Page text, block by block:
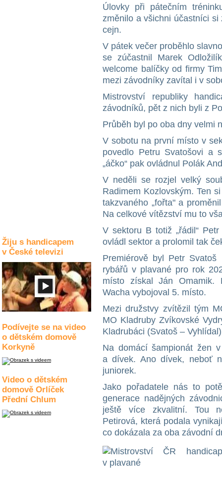
Žiju s handicapem
v České televizi
Podívejte se na video
o dětském domově
Korkyně
Video o dětském
domově Orlíček
Přední Chlum
Úlovky při pátečním
změnilo a všichni účastníci
cejn.
V pátek večer proběhlo
se zúčastnil Marek
welcome balíčky od firmy
mezi závodníky zavítal i v
Mistrovství republiky
závodníků, pět z nich byli z
Průběh byl po oba dny velmi
V sobotu na první místo v
povedlo Petru Svatošovi a
„áčko“ pak ovládnul Polák
V neděli se rozjel velký
Radimem Kozlovským. Ten
takzvaného „fořta" a
Na celkové vítězství mu to
V sektoru B totiž „řádil“
ovládl sektor a prolomil tak
Premiérově byl Petr Svatoš
rybářů v plavané pro rok
místo získal Ján Omamik.
Wacha vybojoval 5. místo.
Mezi družstvy zvítězil tým
MO Kladruby Zvíkovské
Kladrubáci (Svatoš –
Na domácí šampionát žen
a dívek. Ano dívek, neboť
juniorek.
Jako pořadatele nás to
generace nadějných
ještě více zkvalitní. Tou
Petirová, která podala
co dokázala za oba závodní